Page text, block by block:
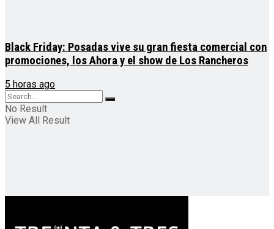
Black Friday: Posadas vive su gran fiesta comercial con
promociones, los Ahora y el show de Los Rancheros
5 horas ago
No Result
View All Result